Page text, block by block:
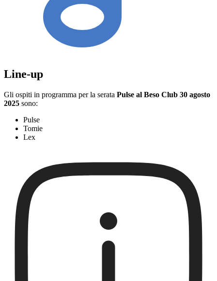
Line-up
Gli ospiti in programma per la serata Pulse al Beso Club 30 agosto
2025 sono:
Pulse
Tomie
Lex